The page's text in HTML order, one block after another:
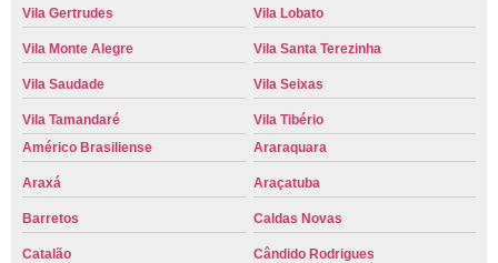
Vila Gertrudes Vila Lobato
Vila Monte Alegre Vila Santa Terezinha
Vila Saudade Vila Seixas
Vila Tamandaré
Vila Tibério
Américo Brasiliense
Araraquara
Araxá Araçatuba
Barretos Caldas Novas
Catalão Cândido Rodrigues